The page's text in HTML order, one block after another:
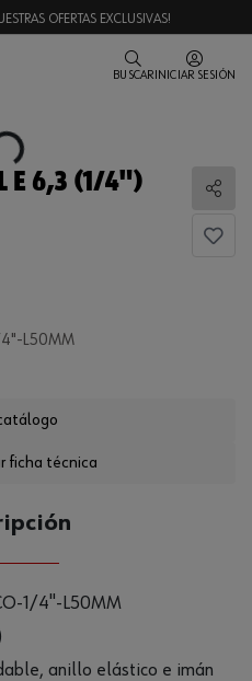
OFERTAS EXCLUSIVAS!
BUSCAR INICIAR SESIÓN
Loading...
E 6,3 (1/4")
4"-L50MM
ficha técnica
1/4"-L50MM
anillo elástico e imán